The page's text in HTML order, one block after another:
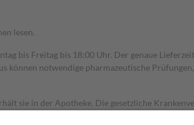
lesen.
bis Freitag bis 18:00 Uhr. Der genaue
notwendige pharmazeutische
sie in der Apotheke. Die gesetzliche